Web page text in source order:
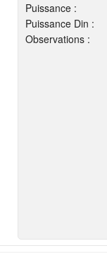
Puissance :
Puissance Din :
Observations :